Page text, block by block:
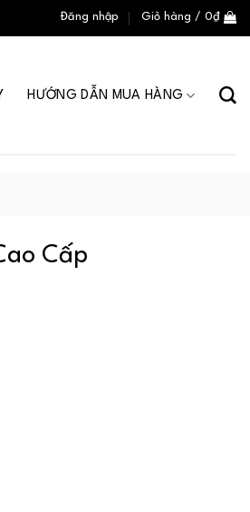
Đăng nhập Giỏ hàng / 0₫
HƯỚNG DẪN MUA HÀNG
Cấp